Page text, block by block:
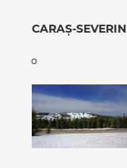
CARAȘ-SEVERIN